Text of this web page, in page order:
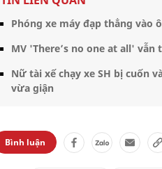
Phóng xe máy đạp thẳng vào
MV 'There’s no one at all'
Nữ tài xế chạy xe SH bị cuốn
vừa giận
Bình luận